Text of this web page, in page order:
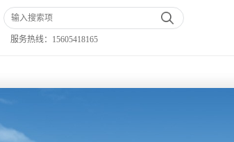
服务热线： 15605418165